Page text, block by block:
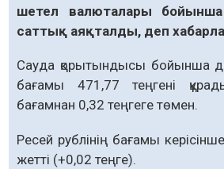
шетел валюталары бойынша
саттық аяқталды, деп
Сауда қорытындысы бойынша
бағамы 471,77 теңгені
бағамнан 0,32 теңгеге төмен.
Ресей рублінің бағамы
жетті (+0,02 теңге).